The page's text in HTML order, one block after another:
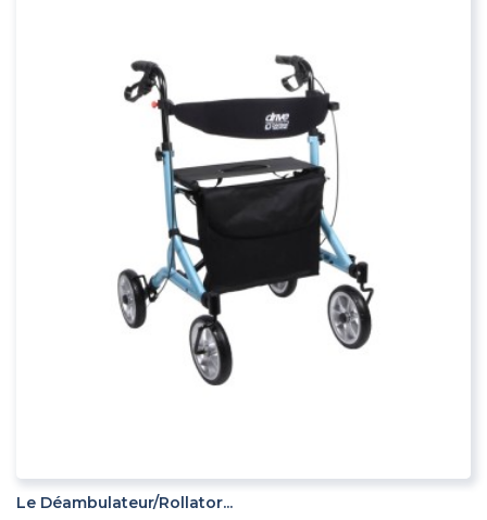
ADD TO CART
Le Déambulateur/rollator...